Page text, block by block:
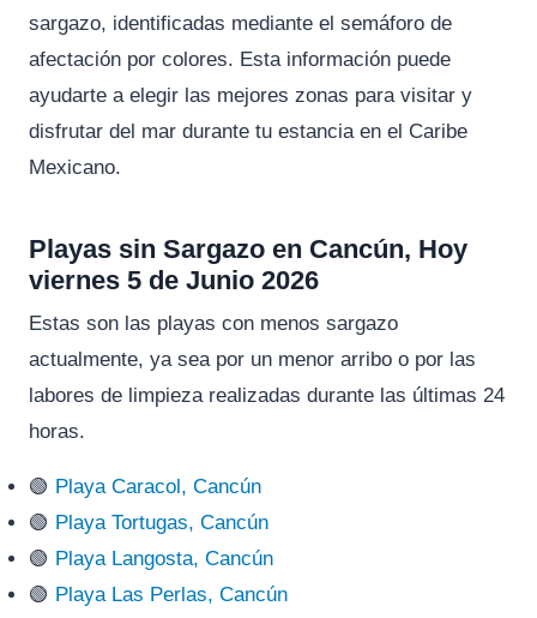
sargazo, identificadas mediante el semáforo de
afectación por colores. Esta información puede
ayudarte a elegir las mejores zonas para visitar y
disfrutar del mar durante tu estancia en el Caribe
Mexicano.
Playas sin Sargazo en Cancún, Hoy
viernes 5 de Junio 2026
Estas son las playas con menos sargazo
actualmente, ya sea por un menor arribo o por las
labores de limpieza realizadas durante las últimas 24
horas.
🟢 Playa Caracol, Cancún
🟢 Playa Tortugas, Cancún
🟢 Playa Langosta, Cancún
🟢 Playa Las Perlas, Cancún